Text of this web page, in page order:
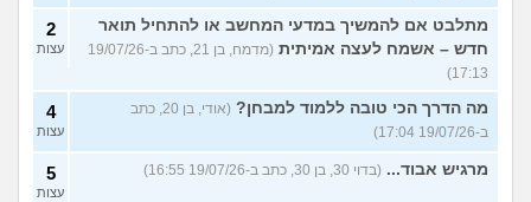
מתלבט אם להמשיך במדעי המחשב או להתחיל תואר
חדש – אשמח לעצה אמיתית
(מדמח, בן 21, כתב ב-19/07/26
17:13)
2
עצות
מה הדרך הכי טובה ללמוד למבחן?
(אודי, בן 20, כתב
ב-19/07/26 17:04)
4
עצות
מרגיש אבוד... (בדוי 30, בן 30, כתב ב-19/07/26 16:55) 5
עצות